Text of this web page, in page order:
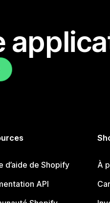
d’aide de Shopify
API
À